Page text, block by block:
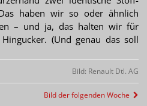
haben wir so oder ähnlich
– und ja, das halten wir für
(Und genau das soll
Bild: Renault Dtl. AG
Bild der folgenden Woche